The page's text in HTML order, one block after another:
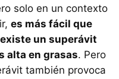
solo en un contexto
es más fácil que
un superávit
alta en grasas. Pero
también provoca